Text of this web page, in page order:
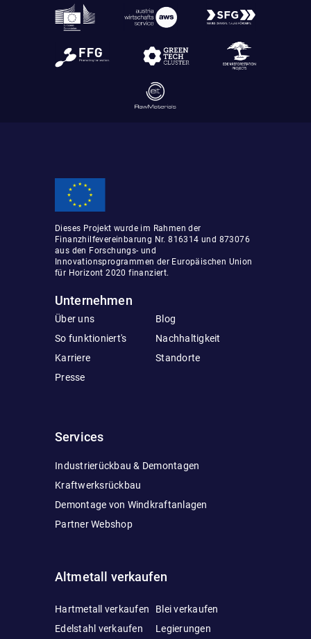
Dieses Projekt wurde im Rahmen der
Finanzhilfevereinbarung Nr. 816314 und 873076
aus den Forschungs- und
Innovationsprogrammen der Europäischen Union
für Horizont 2020 finanziert.
Unternehmen
Über uns
So funktioniert's
Karriere
Presse
Blog
Nachhaltigkeit
Standorte
Services
Industrierückbau & Demontagen
Kraftwerksrückbau
Demontage von Windkraftanlagen
Partner Webshop
Altmetall verkaufen
Hartmetall verkaufen
Edelstahl verkaufen
Blei verkaufen
Legierungen